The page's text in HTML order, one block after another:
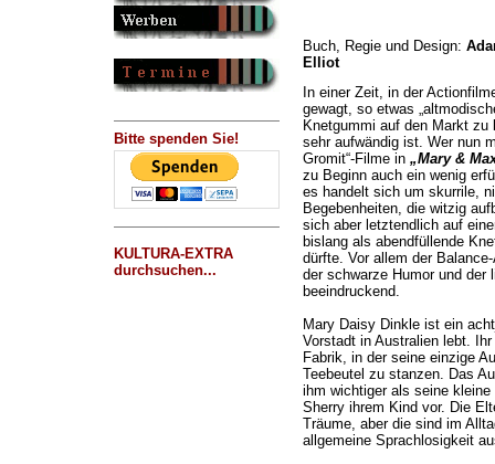
Bitte spenden Sie!
KULTURA-EXTRA
durchsuchen...
Buch, Regie und Design:
Elliot
In einer Zeit, in der
gewagt, so etwas
Knetgummi auf den Markt zu
sehr aufwändig ist. Wer nun
Gromit“-Filme in „Mary &
zu Beginn auch ein wenig
es handelt sich um skurrile,
Begebenheiten, die witzig
sich aber letztendlich auf
bislang als abendfüllende
dürfte. Vor allem der
der schwarze Humor und
beeindruckend.
Mary Daisy Dinkle ist ein
Vorstadt in Australien lebt.
Fabrik, in der seine einzige
Teebeutel zu stanzen. Das
ihm wichtiger als seine
Sherry ihrem Kind vor. Die
Träume, aber die sind im
allgemeine Sprachlosigkeit